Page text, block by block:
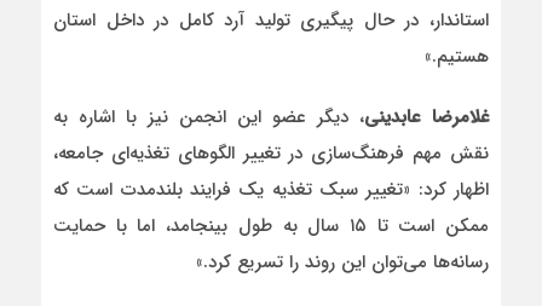
استاندار، در حال پیگیری تولید آرد کامل در داخل استان
هستیم.»
غلامرضا عابدینی، دیگر عضو این انجمن نیز با اشاره به
نقش مهم فرهنگ‌سازی در تغییر الگوهای تغذیه‌ای جامعه،
اظهار کرد: «تغییر سبک تغذیه یک فرایند بلندمدت است که
ممکن است تا ۱۵ سال به طول بینجامد، اما با حمایت
رسانه‌ها می‌توان این روند را تسریع کرد.»